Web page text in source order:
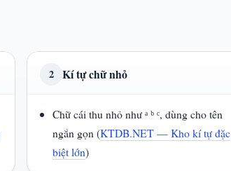
2 Kí tự chữ nhỏ
Chữ cái thu nhỏ như ᵃ ᵇ ᶜ, dùng cho tên
ngắn gọn (KTDB.NET — Kho kí tự đặc
biệt lớn)